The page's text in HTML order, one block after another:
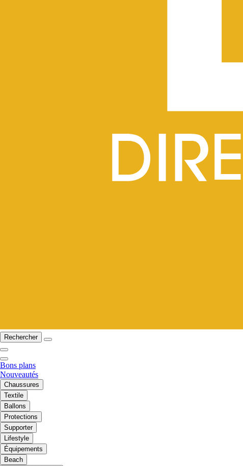
Rechercher
Bons plans
Nouveautés
Chaussures
Textile
Ballons
Protections
Supporter
Lifestyle
Équipements
Beach